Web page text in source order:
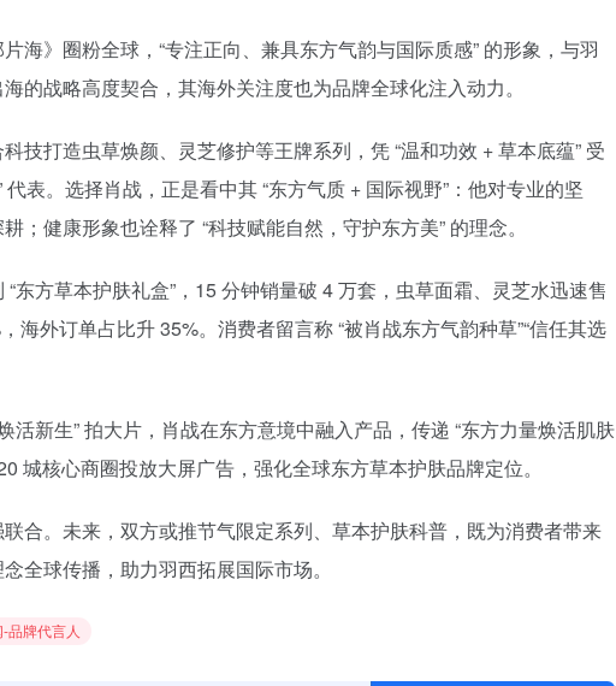
海》圈粉全球，“专注正向、兼具东方气韵与国际质感” 的形象，与羽
的战略高度契合，其海外关注度也为品牌全球化注入动力。​
技打造虫草焕颜、灵芝修护等王牌系列，凭 “温和功效 + 草本底蕴” 受
代表。选择肖战，正是看中其 “东方气质 + 国际视野”：他对专业的坚
；健康形象也诠释了 “科技赋能自然，守护东方美” 的理念。​
东方草本护肤礼盒”，15 分钟销量破 4 万套，虫草面霜、灵芝水迅速售
海外订单占比升 35%。消费者留言称 “被肖战东方气韵种草”“信任其选
活新生” 拍大片，肖战在东方意境中融入产品，传递 “东方力量焕活肌肤
城核心商圈投放大屏广告，强化全球东方草本护肤品牌定位。​
合。未来，双方或推节气限定系列、草本护肤科普，既为消费者带来
全球传播，助力羽西拓展国际市场。
品牌代言人